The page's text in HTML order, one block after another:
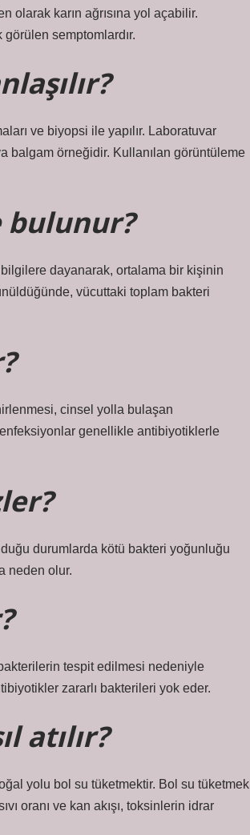
olarak karın ağrısına yol açabilir.
görülen semptomlardır.
ve biyopsi ile yapılır. Laboratuvar
balgam örneğidir. Kullanılan görüntüleme
bulunur?
dayanarak, ortalama bir kişinin
vücuttaki toplam bakteri
cinsel yolla bulaşan
genellikle antibiyotiklerle
durumlarda kötü bakteri yoğunluğu
neden olur.
tespit edilmesi nedeniyle
zararlı bakterileri yok eder.
atılır?
yolu bol su tüketmektir. Bol su tüketmek
oranı ve kan akışı, toksinlerin idrar